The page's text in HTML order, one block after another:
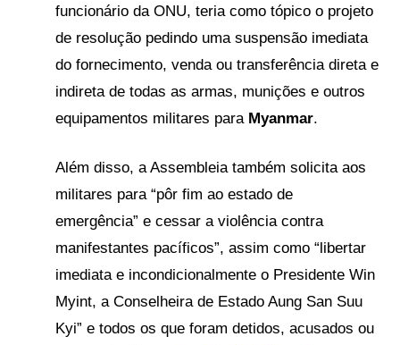
funcionário da ONU, teria como tópico o projeto
de resolução pedindo uma suspensão imediata
do fornecimento, venda ou transferência direta e
indireta de todas as armas, munições e outros
equipamentos militares para Myanmar.
Além disso, a Assembleia também solicita aos
militares para “pôr fim ao estado de
emergência” e cessar a violência contra
manifestantes pacíficos”, assim como “libertar
imediata e incondicionalmente o Presidente Win
Myint, a Conselheira de Estado Aung San Suu
Kyi” e todos os que foram detidos, acusados ou